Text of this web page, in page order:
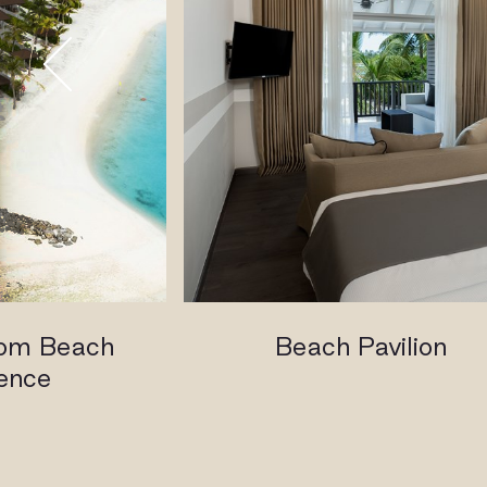
Beach
Beach Pavilion